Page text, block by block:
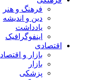
فرهنگ و هنر
دین و اندیشه
یادداشت
اینفوگرافیک
اقتصادی
بازار و اقتصاد
بازار
پزشکی